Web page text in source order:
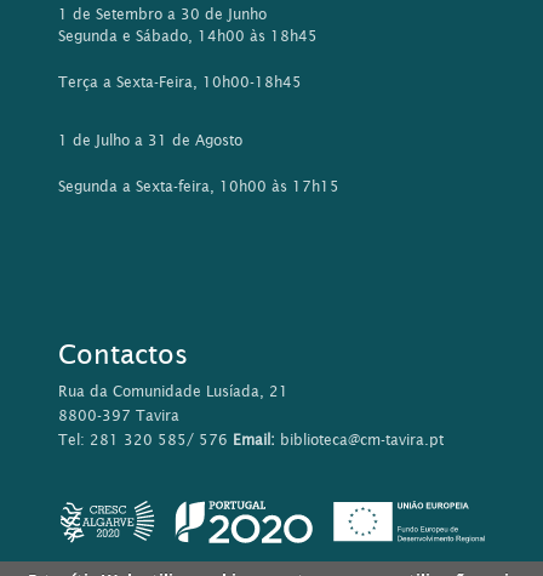
1 de Setembro a 30 de Junho
Segunda e Sábado, 14h00 às 18h45
Terça a Sexta-Feira, 10h00-18h45
1 de Julho a 31 de Agosto
Segunda a Sexta-feira, 10h00 às 17h15
Contactos
Rua da Comunidade Lusíada, 21
8800-397 Tavira
Tel: 281 320 585/ 576 Email: biblioteca@cm-tavira.pt